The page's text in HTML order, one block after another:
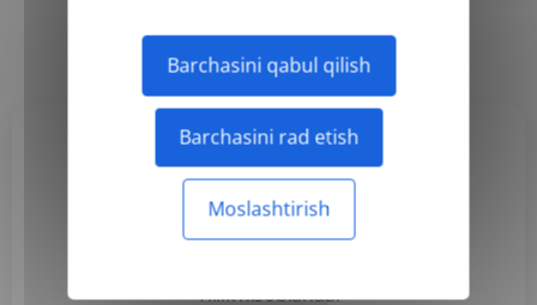
Barchasini qabul qilish
Barchasini rad etish
Moslashtirish
Oylik Har yili -50%
Basic
3,99 US$
Yillik hisoblanadi